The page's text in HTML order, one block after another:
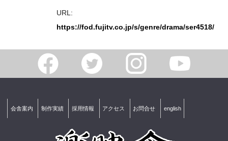
URL:
https://fod.fujitv.co.jp/s/genre/drama/ser4518/
会舎案内 制作実績 採用情報 アクセス お問合せ english